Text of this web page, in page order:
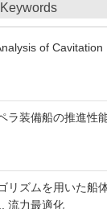
of Cavitation
ラ装備船の推進性
リズムを用いた船
流力最適化